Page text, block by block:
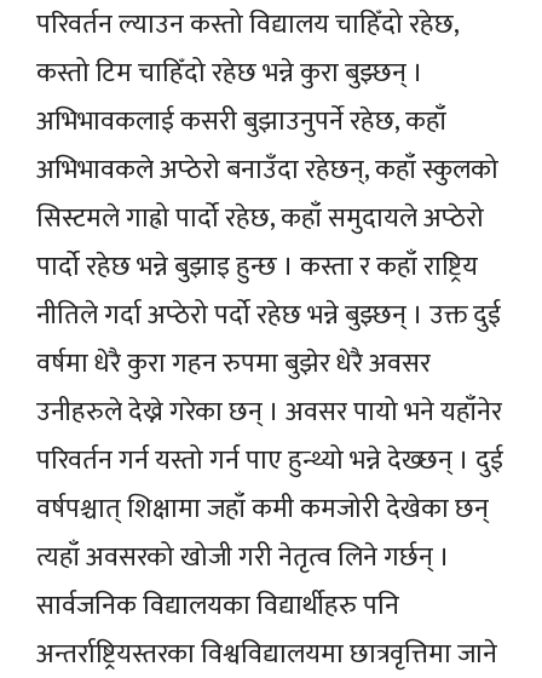
परिवर्तन ल्याउन कस्तो विद्यालय चाहिँदो रहेछ,
कस्तो टिम चाहिँदो रहेछ भन्ने कुरा बुझ्छन् ।
अभिभावकलाई कसरी बुझाउनुपर्ने रहेछ, कहाँ
अभिभावकले अप्ठेरो बनाउँदा रहेछन्, कहाँ स्कुलको
सिस्टमले गाह्रो पार्दो रहेछ, कहाँ समुदायले अप्ठेरो
पार्दो रहेछ भन्ने बुझाइ हुन्छ । कस्ता र कहाँ राष्ट्रिय
नीतिले गर्दा अप्ठेरो पर्दो रहेछ भन्ने बुझ्छन् । उक्त दुई
वर्षमा धेरै कुरा गहन रुपमा बुझेर धेरै अवसर
उनीहरुले देख्ने गरेका छन् । अवसर पायो भने यहाँनेर
परिवर्तन गर्न यस्तो गर्न पाए हुन्थ्यो भन्ने देख्छन् । दुई
वर्षपश्चात् शिक्षामा जहाँ कमी कमजोरी देखेका छन्
त्यहाँ अवसरको खोजी गरी नेतृत्व लिने गर्छन् ।
सार्वजनिक विद्यालयका विद्यार्थीहरु पनि
अन्तर्राष्ट्रियस्तरका विश्वविद्यालयमा छात्रवृत्तिमा जाने